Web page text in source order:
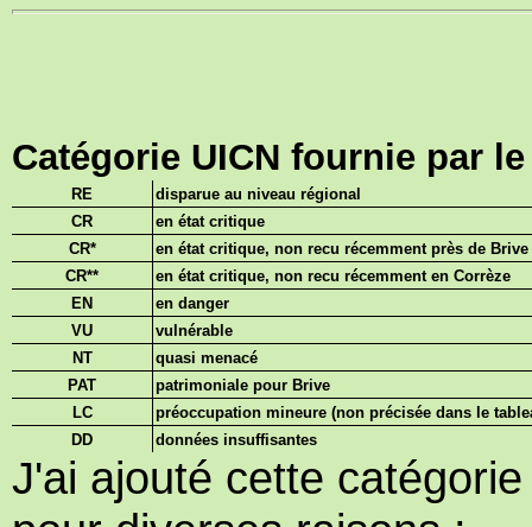
Catégorie UICN fournie par
RE
disparue au niveau régional
CR
en état critique
CR*
en état critique, non recu récemment près de Brive
CR**
en état critique, non recu récemment en Corrèze
EN
en danger
VU
vulnérable
NT
quasi menacé
PAT
patrimoniale pour Brive
LC
préoccupation mineure (non précisée dans le
DD
données insuffisantes
J'ai ajouté cette